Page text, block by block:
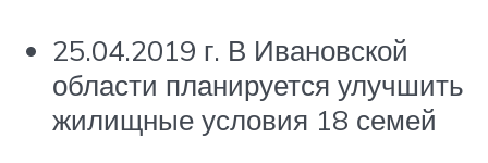
25.04.2019 г. В Ивановской
области планируется улучшить
жилищные условия 18 семей